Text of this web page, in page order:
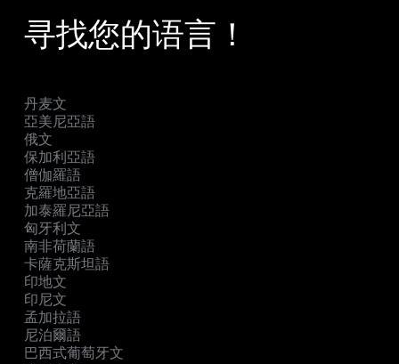
寻找您的语言！
丹麦文
亞美尼亞語
俄文
保加利亞語
僧伽羅語
克羅地亞語
加泰羅尼亞語
匈牙利文
南非荷蘭語
卡薩克斯坦語
印地文
印尼文
孟加拉語
尼泊爾語
巴西式葡萄牙文